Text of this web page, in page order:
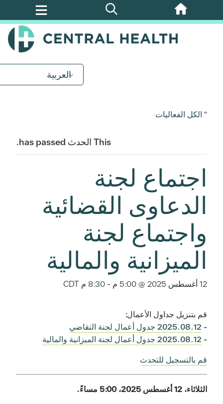
تخطي
العربية
" الكل الفعاليات
This الحدث has passed.
اجتماع لجنة
الدعاوى القضائية
واجتماع لجنة
الميزانية والمالية
12 أغسطس 2025 @ 5:00 م - 8:30 م CDT
قم بتنزيل جداول الأعمال:
- 2025.08.12 جدول أعمال لجنة التقاضي
- 2025.08.12 جدول أعمال لجنة الميزانية والمالية
قم بالتسجيل للتحدث
الثلاثاء، 12 أغسطس 2025، 5:00 مساءً.